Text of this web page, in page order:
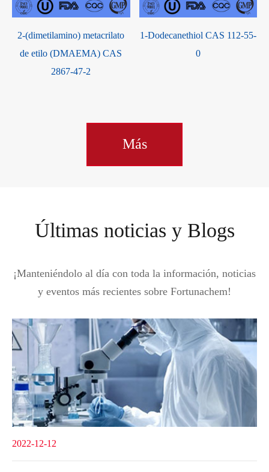
2-(dimetilamino) metacrilato
de etilo (DMAEMA) CAS
2867-47-2
1-Dodecanethiol CAS 112-55-
0
Más
Últimas noticias y Blogs
¡Manteniéndolo al día con toda la información, noticias
y eventos más recientes sobre Fortunachem!
2022-12-12